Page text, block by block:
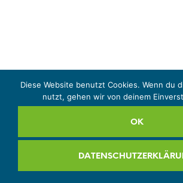
Diese Website benutzt Cookies. Wenn du
nutzt, gehen wir von deinem
OK